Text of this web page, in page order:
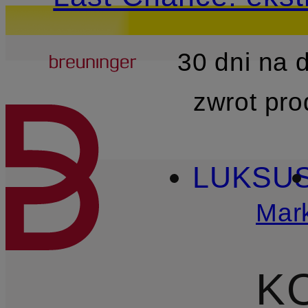
PRZEJDŹ DO GŁÓWNEJ
Breuninger
30 dni na
zwrot